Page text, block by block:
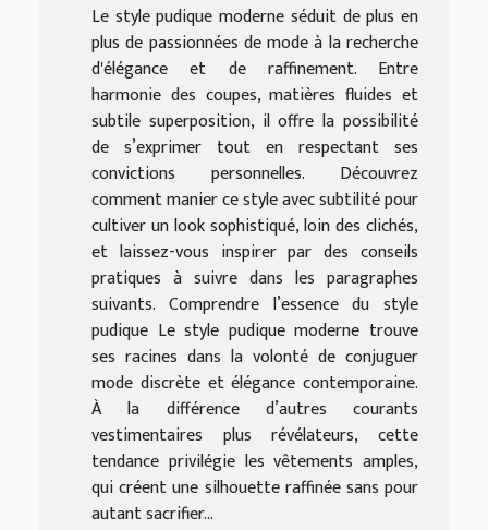
Le style pudique moderne séduit de plus en
plus de passionnées de mode à la recherche
d'élégance et de raffinement. Entre
harmonie des coupes, matières fluides et
subtile superposition, il offre la possibilité
de s’exprimer tout en respectant ses
convictions personnelles. Découvrez
comment manier ce style avec subtilité pour
cultiver un look sophistiqué, loin des clichés,
et laissez-vous inspirer par des conseils
pratiques à suivre dans les paragraphes
suivants. Comprendre l’essence du style
pudique Le style pudique moderne trouve
ses racines dans la volonté de conjuguer
mode discrète et élégance contemporaine.
À la différence d’autres courants
vestimentaires plus révélateurs, cette
tendance privilégie les vêtements amples,
qui créent une silhouette raffinée sans pour
autant sacrifier...